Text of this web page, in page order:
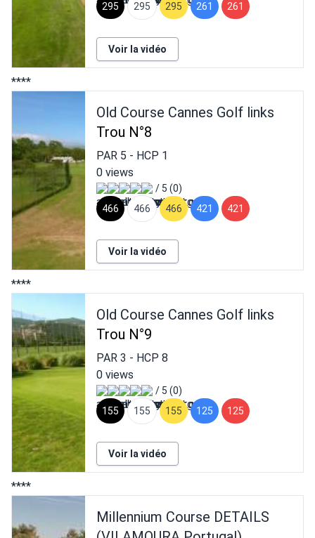
295
295 295 261 261
Voir la vidéo
****
Old Course Cannes Golf links
Trou N°8
PAR 5 - HCP 1
0 views
/ 5 (0)
466
466 466 421 421
Voir la vidéo
****
Old Course Cannes Golf links
Trou N°9
PAR 3 - HCP 8
0 views
/ 5 (0)
155
155 155 125 125
Voir la vidéo
****
Millennium Course DETAILS